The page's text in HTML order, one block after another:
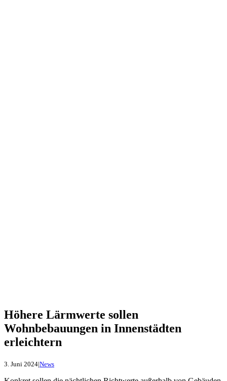
Höhere Lärmwerte sollen
Wohnbebauungen in Innenstädten
erleichtern
3. Juni 2024|News